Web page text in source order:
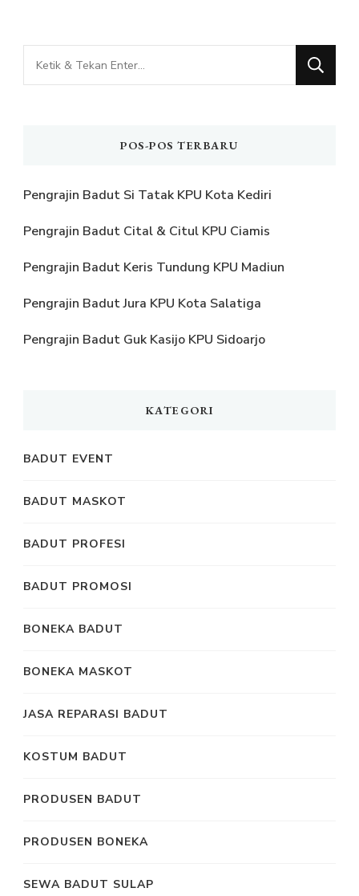
Mencari
Sesuatu?
POS-POS TERBARU
Pengrajin Badut Si Tatak KPU Kota Kediri
Pengrajin Badut Cital & Citul KPU Ciamis
Pengrajin Badut Keris Tundung KPU Madiun
Pengrajin Badut Jura KPU Kota Salatiga
Pengrajin Badut Guk Kasijo KPU Sidoarjo
KATEGORI
BADUT EVENT
BADUT MASKOT
BADUT PROFESI
BADUT PROMOSI
BONEKA BADUT
BONEKA MASKOT
JASA REPARASI BADUT
KOSTUM BADUT
PRODUSEN BADUT
PRODUSEN BONEKA
SEWA BADUT SULAP